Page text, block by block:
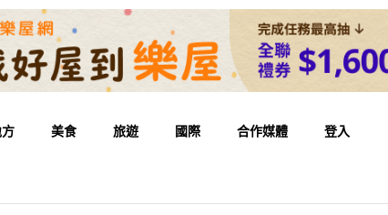
美食 旅遊 國際 合作媒體 登入